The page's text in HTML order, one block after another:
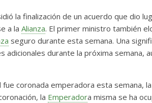
la finalización de un acuerdo que dio
a la Alianza. El primer ministro también
seguro durante esta semana. Una
adicionales durante la próxima semana,
fue coronada emperadora esta semana,
la Emperadora misma se ha
2026
Txus 0
14 abril,